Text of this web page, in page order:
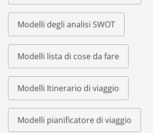
Modelli degli analisi SWOT
Modelli lista di cose da fare
Modelli Itinerario di viaggio
Modelli pianificatore di viaggio